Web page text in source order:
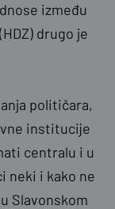
između
drugo je
političara,
institucije
centralu i u
neki i kako ne
Slavonskom